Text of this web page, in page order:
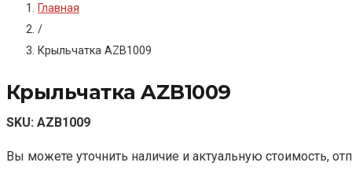
Главная
/
Крыльчатка AZB1009
Крыльчатка AZB1009
SKU: AZB1009
Вы можете уточнить наличие и актуальную стоимость,